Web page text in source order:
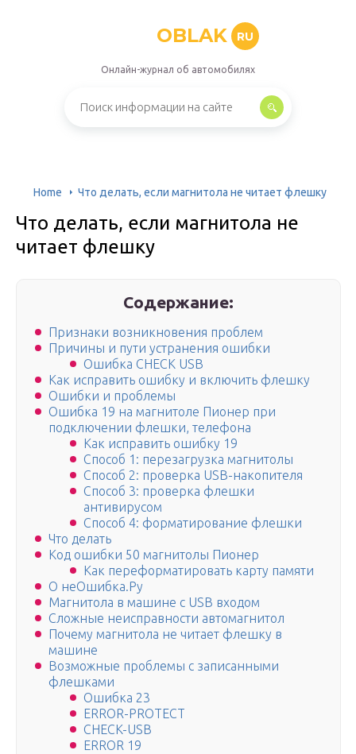
OBLAK RU
Онлайн-журнал об автомобилях
Home Что делать, если магнитола не читает флешку
Что делать, если магнитола не
читает флешку
Содержание:
Признаки возникновения проблем
Причины и пути устранения ошибки
Ошибка CHECK USB
Как исправить ошибку и включить флешку
Ошибки и проблемы
Ошибка 19 на магнитоле Пионер при
подключении флешки, телефона
Как исправить ошибку 19
Способ 1: перезагрузка магнитолы
Способ 2: проверка USB-накопителя
Способ 3: проверка флешки
антивирусом
Способ 4: форматирование флешки
Что делать
Код ошибки 50 магнитолы Пионер
Как переформатировать карту памяти
О неОшибка.Ру
Магнитола в машине с USB входом
Сложные неисправности автомагнитол
Почему магнитола не читает флешку в
машине
Возможные проблемы с записанными
флешками
Ошибка 23
ERROR-PROTECT
CHECK-USB
ERROR 19